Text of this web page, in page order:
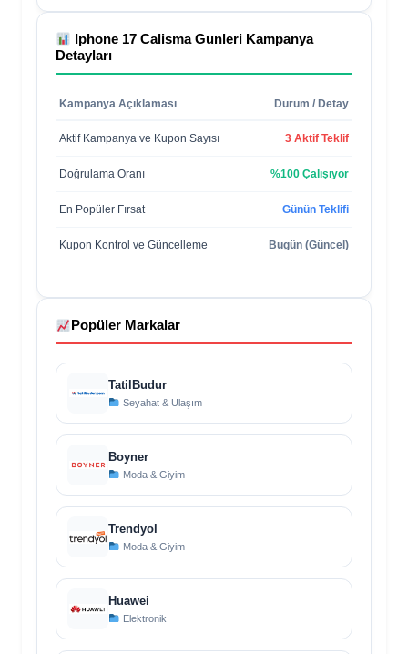
Iphone 17 Calisma Gunleri Kampanya
Detayları
Kampanya Açıklaması Durum / Detay
Aktif Kampanya ve Kupon Sayısı 3 Aktif Teklif
Doğrulama Oranı %100 Çalışıyor
En Popüler Fırsat Günün Teklifi
Kupon Kontrol ve Güncelleme Bugün (Güncel)
Popüler Markalar
TatilBudur
Seyahat & Ulaşım
Boyner
Moda & Giyim
Trendyol
Moda & Giyim
Huawei
Elektronik